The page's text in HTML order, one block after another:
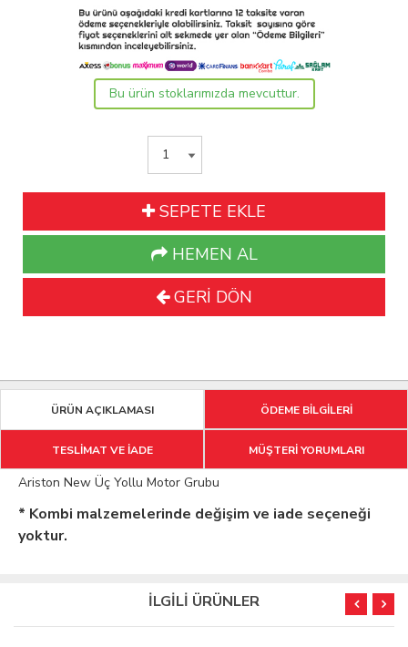
Bu ürün stoklarımızda mevcuttur.
SEPETE EKLE
HEMEN AL
GERİ DÖN
ÜRÜN AÇIKLAMASI ÖDEME BİLGİLERİ
TESLİMAT VE İADE MÜŞTERİ YORUMLARI
Ariston New Üç Yollu Motor Grubu
* Kombi malzemelerinde değişim ve iade seçeneği
yoktur.
İLGİLİ ÜRÜNLER